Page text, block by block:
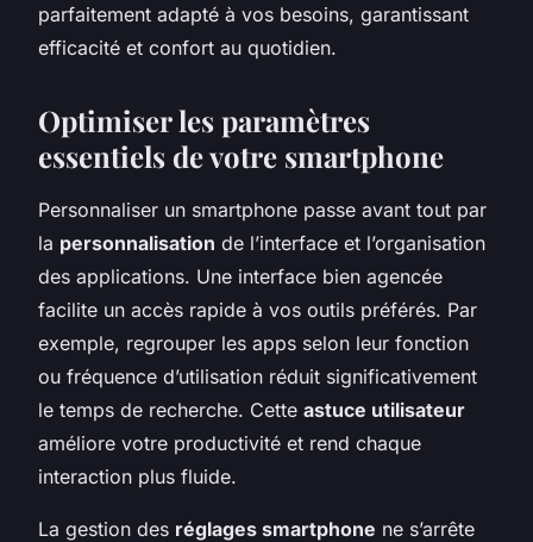
parfaitement adapté à vos besoins, garantissant
efficacité et confort au quotidien.
Optimiser les paramètres
essentiels de votre smartphone
Personnaliser un smartphone passe avant tout par
la personnalisation de l’interface et l’organisation
des applications. Une interface bien agencée
facilite un accès rapide à vos outils préférés. Par
exemple, regrouper les apps selon leur fonction
ou fréquence d’utilisation réduit significativement
le temps de recherche. Cette astuce utilisateur
améliore votre productivité et rend chaque
interaction plus fluide.
La gestion des réglages smartphone ne s’arrête